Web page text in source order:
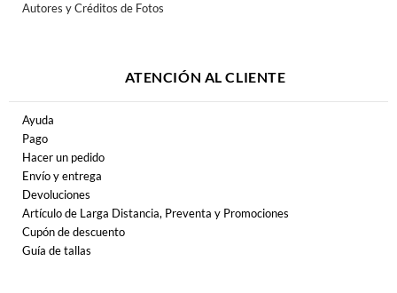
Autores y Créditos de Fotos
ATENCIÓN AL CLIENTE
Ayuda
Pago
Hacer un pedido
Envío y entrega
Devoluciones
Artículo de Larga Distancia, Preventa y Promociones
Cupón de descuento
Guía de tallas